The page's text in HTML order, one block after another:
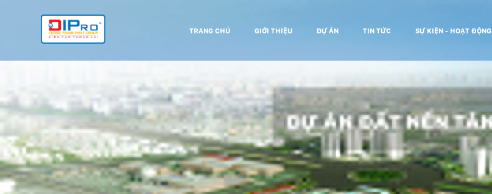
TRANG CHỦ GIỚI THIỆU DỰ ÁN TIN TỨC SỰ KIỆN - HOẠT ĐỘNG